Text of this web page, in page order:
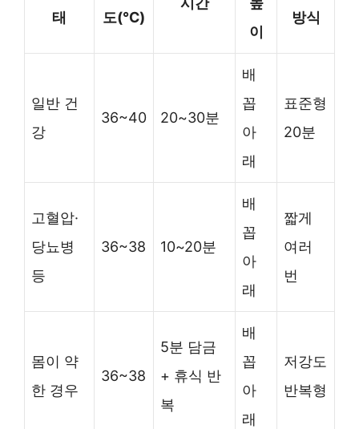
태
도(℃)
이
방식
일반 건
강
36~40 20~30분
배
꼽
아
래
표준형
20분
고혈압·
당뇨병
등
36~38 10~20분
배
꼽
아
래
짧게
여러
번
몸이 약
한 경우
36~38
5분 담금
+ 휴식 반
복
배
꼽
아
래
저강도
반복형